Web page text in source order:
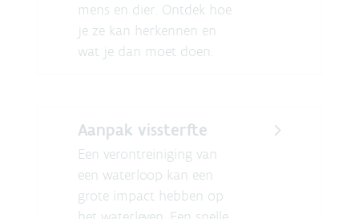
mens en dier. Ontdek hoe
je ze kan herkennen en
wat je dan moet doen.
Aanpak vissterfte
Een verontreiniging van
een waterloop kan een
grote impact hebben op